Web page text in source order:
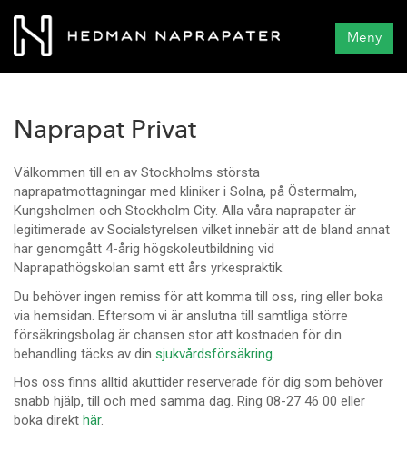
Meny
Naprapat Privat
Välkommen till en av Stockholms största
naprapatmottagningar med kliniker i Solna, på Östermalm,
Kungsholmen och Stockholm City. Alla våra naprapater är
legitimerade av Socialstyrelsen vilket innebär att de bland annat
har genomgått 4-årig högskoleutbildning vid
Naprapathögskolan samt ett års yrkespraktik.
Du behöver ingen remiss för att komma till oss, ring eller boka
via hemsidan. Eftersom vi är anslutna till samtliga större
försäkringsbolag är chansen stor att kostnaden för din
behandling täcks av din sjukvårdsförsäkring
Hos oss finns alltid akuttider reserverade för dig som behöver
snabb hjälp, till och med samma dag. Ring 08-27 46 00 eller
boka direkt här.